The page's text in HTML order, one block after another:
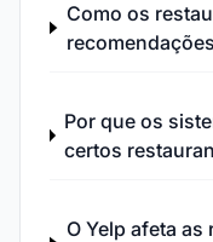
Como os
Por que os
certos
O Yelp afeta